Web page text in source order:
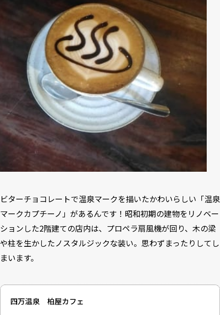
ビターチョコレートで温泉マークを描いたかわいらしい「温泉
マークカプチーノ」があるんです！昭和初期の建物をリノベー
ションした2階建ての店内は、プロペラ扇風機が回り、木の梁
や柱を生かしたノスタルジックな装い。思わずまったりしてし
まいます。
四万温泉 柏屋カフェ